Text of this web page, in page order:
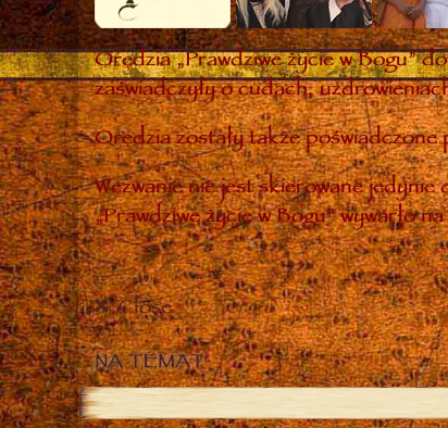
Orędzia „Prawdziwe życie w Bogu”
zaświadczyły o cudach,
Orędzia zostały także
Wezwanie nie jest skierowane
„Prawdziwe życie w Bogu” wywarło
Close
NA TEMAT